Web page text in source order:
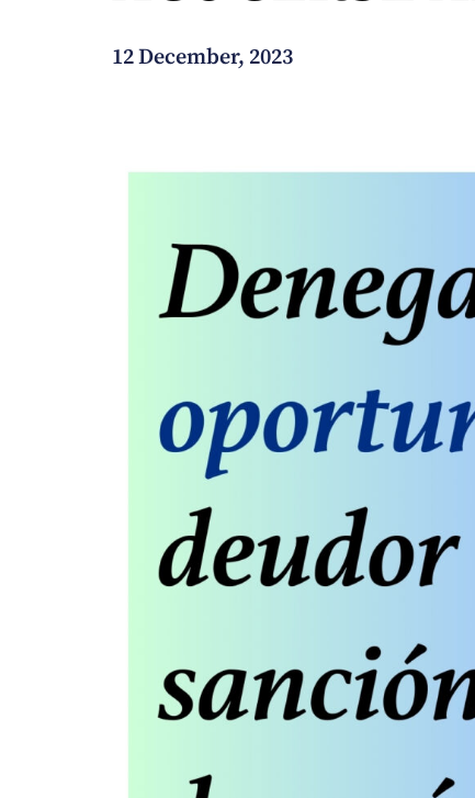
How can we help you?
12 December, 2023